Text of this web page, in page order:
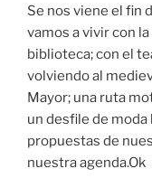
Se nos viene el fin
vamos a vivir con
biblioteca; con el
volviendo al
Mayor; una ruta
un desfile de moda
propuestas de
nuestra agenda.Ok